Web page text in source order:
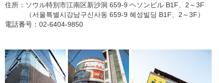
住所：ソウル特別市江南区新沙洞 659-9 ヘソンビル B1F、2～3F
（서울특별시강남구신사동 659-9 혜성빌딩 B1F、2～3F）
電話番号：02-6404-9850